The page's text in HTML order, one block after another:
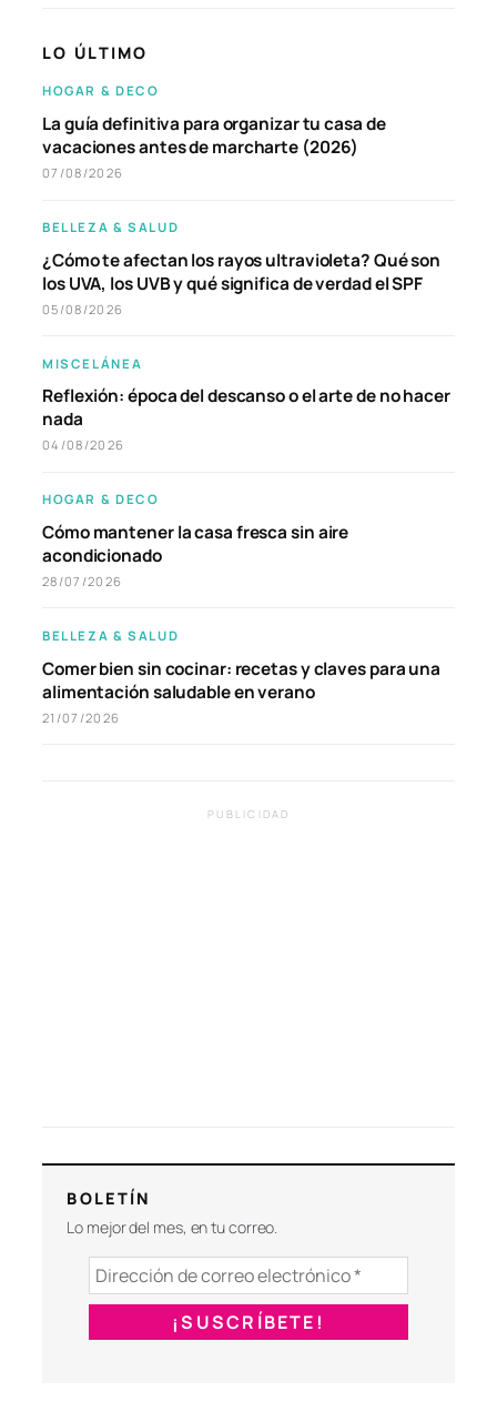
LO ÚLTIMO
HOGAR & DECO
La guía definitiva para organizar tu casa de
vacaciones antes de marcharte (2026)
07/08/2026
BELLEZA & SALUD
¿Cómo te afectan los rayos ultravioleta? Qué son
los UVA, los UVB y qué significa de verdad el SPF
05/08/2026
MISCELÁNEA
Reflexión: época del descanso o el arte de no hacer
nada
04/08/2026
HOGAR & DECO
Cómo mantener la casa fresca sin aire
acondicionado
28/07/2026
BELLEZA & SALUD
Comer bien sin cocinar: recetas y claves para una
alimentación saludable en verano
21/07/2026
PUBLICIDAD
BOLETÍN
Lo mejor del mes, en tu correo.